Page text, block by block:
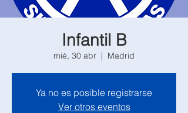
Infantil B
mié, 30 abr
  |
Madrid
Ya no es posible registrarse
Ver otros eventos